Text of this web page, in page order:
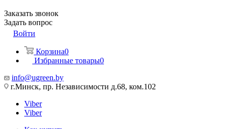
Заказать звонок
Задать вопрос
Войти
Корзина0
Избранные товары0
info@ugreen.by
г.Минск, пр. Независимости д.68, ком.102
Viber
Viber